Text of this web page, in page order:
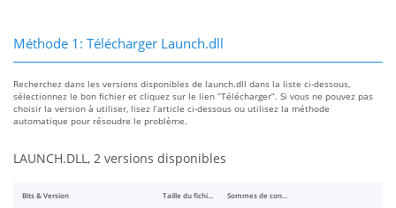
Méthode 1: Télécharger Launch.dll
Recherchez dans les versions disponibles de launch.dll dans la liste ci-dessous,
sélectionnez le bon fichier et cliquez sur le lien “Télécharger”. Si vous ne pouvez pas
choisir la version à utiliser, lisez l’article ci-dessous ou utilisez la méthode
automatique pour résoudre le problème.
LAUNCH.DLL, 2 versions disponibles
Bits & Version Taille du fichier Sommes de contrôle